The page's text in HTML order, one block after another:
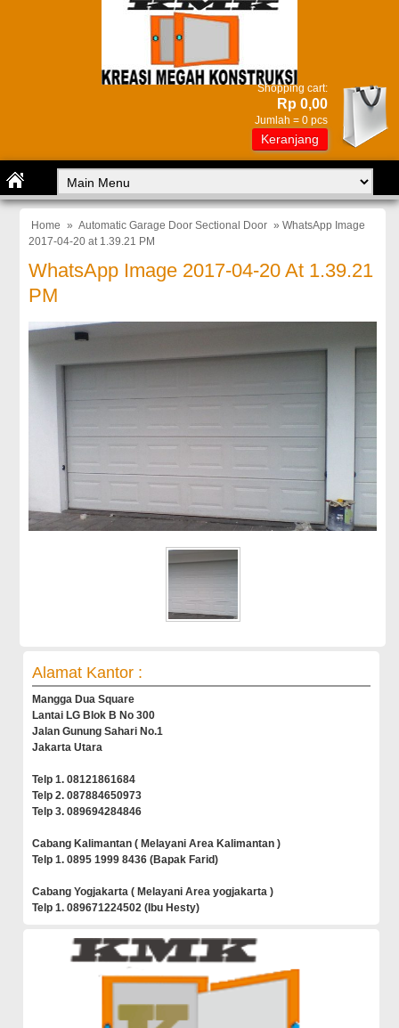
Shopping cart:
Rp 0,00
Jumlah = 0 pcs
Keranjang
Home » Automatic Garage Door Sectional Door » WhatsApp Image
2017-04-20 at 1.39.21 PM
WhatsApp Image 2017-04-20 At 1.39.21
PM
Alamat Kantor :
Mangga Dua Square
Lantai LG Blok B No 300
Jalan Gunung Sahari No.1
Jakarta Utara
Telp 1. 08121861684
Telp 2. 087884650973
Telp 3. 089694284846
Cabang Kalimantan ( Melayani Area Kalimantan )
Telp 1. 0895 1999 8436 (Bapak Farid)
Cabang Yogjakarta ( Melayani Area yogjakarta )
Telp 1. 089671224502 (Ibu Hesty)